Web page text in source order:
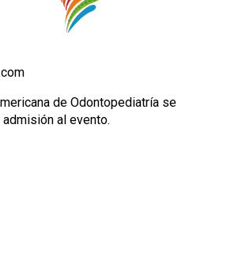
de Odontopediatría se
al evento.